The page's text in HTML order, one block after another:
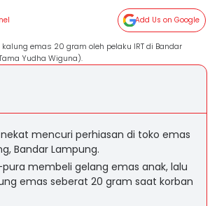
Add Us on Google
emas 20 gram oleh pelaku IRT di Bandar
Yudha Wiguna).
nekat mencuri perhiasan di toko emas
Bandar Lampung.
membeli gelang emas anak, lalu
emas seberat 20 gram saat korban